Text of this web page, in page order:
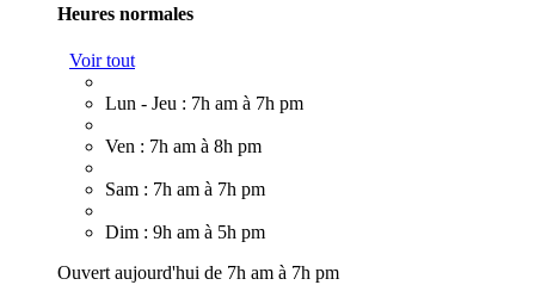
Heures normales
Voir tout
Lun - Jeu : 7h am à 7h pm
Ven : 7h am à 8h pm
Sam : 7h am à 7h pm
Dim : 9h am à 5h pm
Ouvert aujourd'hui de 7h am à 7h pm